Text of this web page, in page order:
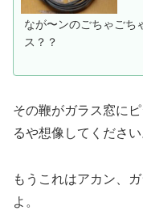
い
なが〜ンのごちゃごち
ス？？
その鞭がガラス窓に
るや想像してください
もうこれはアカン、
よ。